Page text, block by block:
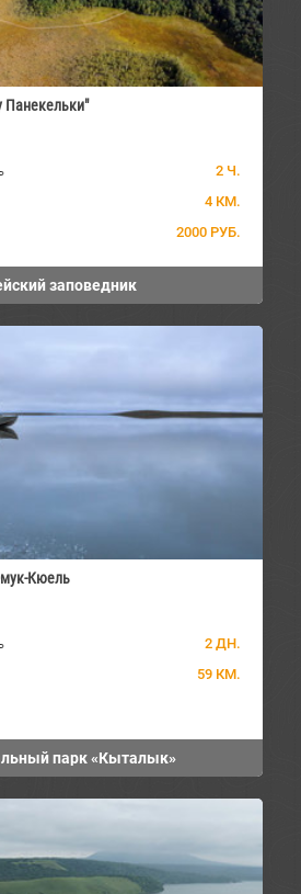
Панекельки"
2 Ч.
4 КМ.
2000 РУБ.
заповедник
Кюель
2 ДН.
59 КМ.
парк «Кыталык»